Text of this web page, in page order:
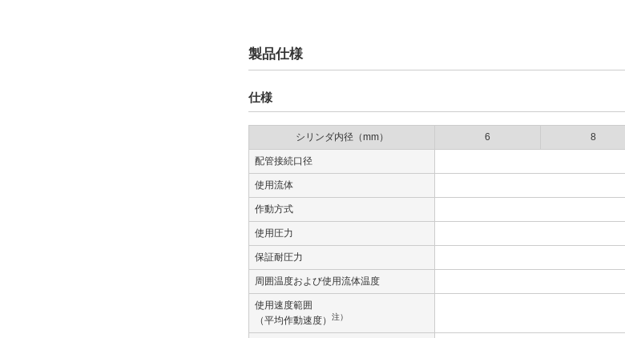
製品仕様
仕様
シリンダ内径（mm） 6 8
配管接続口径
使用流体
作動方式
使用圧力
保証耐圧力
周囲温度および使用流体温度
使用速度範囲
（平均作動速度）
注）